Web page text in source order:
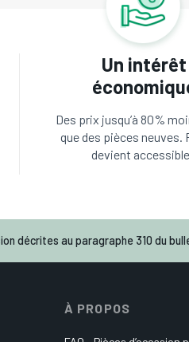
Un intérêt
Des prix jusqu’à 80%
que des pièces neuves.
devient
décrites au paragraphe 310 du
À PROPOS